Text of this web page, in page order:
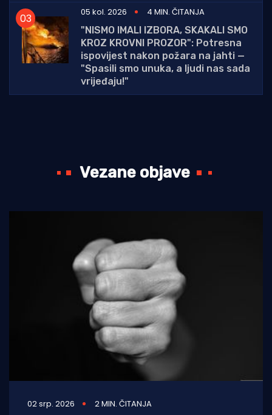
05 kol. 2026
4 MIN. ČITANJA
"NISMO IMALI IZBORA, SKAKALI SMO
KROZ KROVNI PROZOR": Potresna
ispovijest nakon požara na jahti —
"Spasili smo unuka, a ljudi nas sada
vrijeđaju!"
Vezane objave
02 srp. 2026 2 MIN. ČITANJA